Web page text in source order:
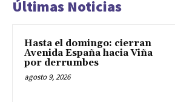
Últimas Noticias
Hasta el domingo: cierran
Avenida España hacia Viña
por derrumbes
agosto 9, 2026